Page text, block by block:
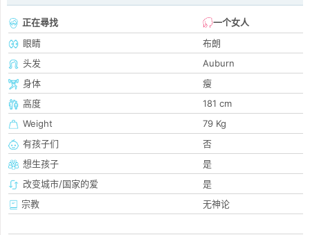
正在尋找
一个女人
眼睛
布朗
头发
Auburn
身体
瘦
高度
181 cm
Weight
79 Kg
有孩子们
否
想生孩子
是
改变城市/国家的爱
是
宗教
无神论